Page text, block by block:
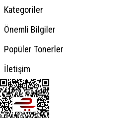
Kategoriler
Önemli Bilgiler
Popüler Tonerler
İletişim